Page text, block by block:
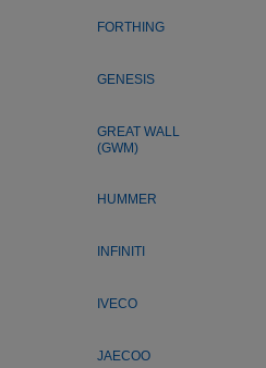
FORTHING
GENESIS
GREAT WALL
(GWM)
HUMMER
INFINITI
IVECO
JAECOO